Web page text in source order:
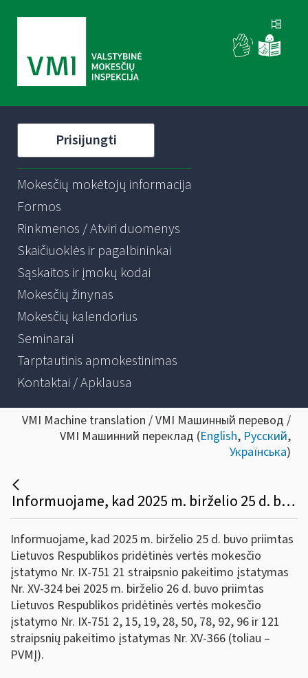
Prisijungti
Mokesčių mokėtojų informacija
Formos
Rinkmenos / Atviri duomenys
Skaičiuoklės ir pagalbininkai
Sąskaitos ir įmokų kodai
Mokesčių žinynas
Mokesčių kalendorius
Seminarai
Tarptautinis apmokestinimas
Kontaktai / Apklausa
VMI Machine translation / VMI Машинный перевод /
VMI Машинний переклад (English, Русский,
Українська)
Informuojame, kad 2025 m. birželio 25 d. buvo priimtas Lietuvos Respublikos PVM įstatymo pakeitimo įstatymas
Informuojame, kad 2025 m. birželio 25 d. buvo priimtas
Lietuvos Respublikos pridėtinės vertės mokesčio
įstatymo Nr. IX-751 21 straipsnio pakeitimo įstatymas
Nr. XV-324 bei 2025 m. birželio 26 d. buvo priimtas
Lietuvos Respublikos pridėtinės vertės mokesčio
įstatymo Nr. IX-751 2, 15, 19, 28, 50, 78, 92, 96 ir 121
straipsnių pakeitimo įstatymas Nr. XV-366 (toliau –
PVMĮ).